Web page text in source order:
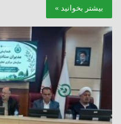
بیشتر بخوانید »